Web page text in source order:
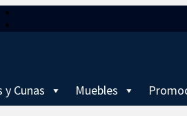
y Cunas Muebles